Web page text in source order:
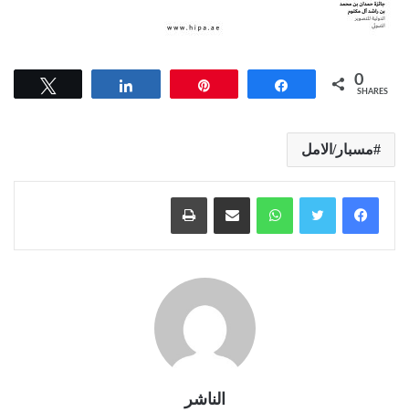
Share 0
SHARES
مسبار/الامل
واتساب مشاركة عبر البريد طباعة
الناشر